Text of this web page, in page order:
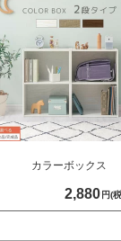
カラーボックス
2,880 円(